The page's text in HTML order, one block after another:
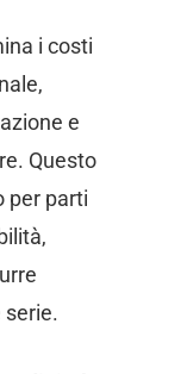
i costi
e
Questo
per parti
serie.